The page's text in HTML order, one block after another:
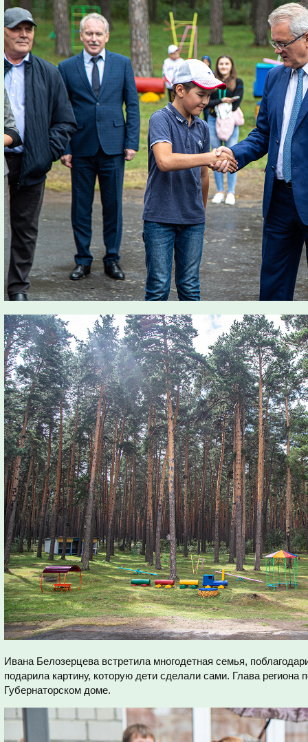
Ивана Белозерцева встретила многодетная семья,
подарила картину, которую дети сделали сами. Глава региона
Губернаторском доме.